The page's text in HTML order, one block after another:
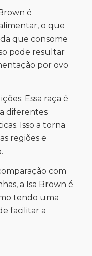
é
o que
que consome
pode resultar
por ovo
Essa raça é
diferentes
Isso a torna
regiões e
com
a Isa Brown é
tendo uma
facilitar a